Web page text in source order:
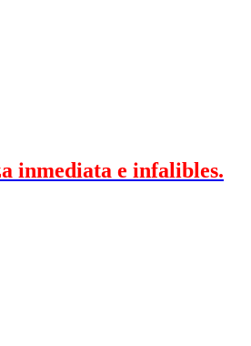
inmediata e infalibles.